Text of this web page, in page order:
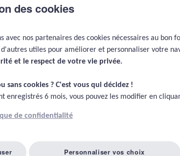
des cookies
avec nos partenaires des cookies nécessaires au bon
utiles pour améliorer et personnaliser votre
et le respect de votre vie privée.​
sans cookies ? C'est vous qui décidez !​
enregistrés 6 mois, vous pouvez les modifier en
de confidentialité
Personnaliser vos choix